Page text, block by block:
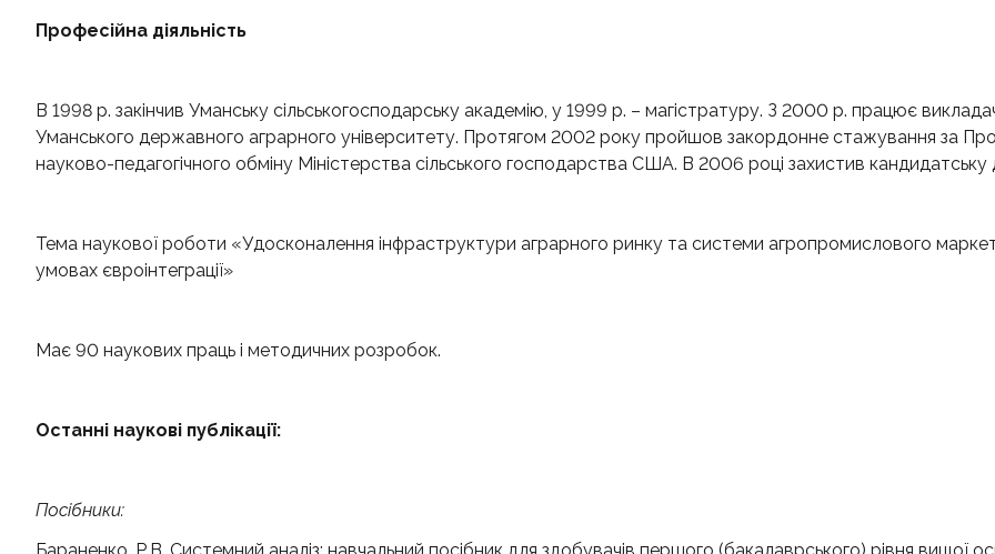
Професійна діяльність
В 1998 р. закінчив Уманську сільськогосподарську академію, у 1999 р. – магістратуру. З 2000 р. працює
Уманського державного аграрного університету. Протягом 2002 року пройшов закордонне стажування за
науково-педагогічного обміну Міністерства сільського господарства США. В 2006 році захистив кандидатську
Тема наукової роботи «Удосконалення інфраструктури аграрного ринку та системи агропромислового
умовах євроінтеграції»
Має 90 наукових праць і методичних розробок.
Останні наукові публікації:
Посібники: